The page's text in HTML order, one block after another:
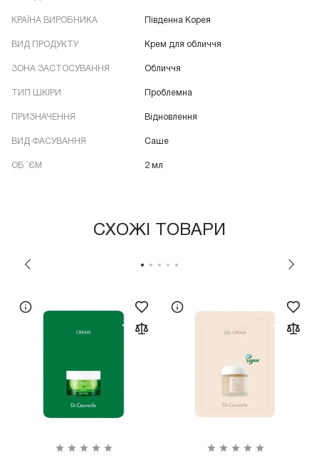
КРАЇНА ВИРОБНИКА Південна Корея
ВИД ПРОДУКТУ Крем для обличчя
ЗОНА ЗАСТОСУВАННЯ Обличчя
ТИП ШКІРИ Проблемна
ПРИЗНАЧЕННЯ Відновлення
ВИД ФАСУВАННЯ Саше
ОБ `ЄМ 2 мл
СХОЖІ ТОВАРИ